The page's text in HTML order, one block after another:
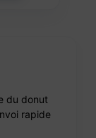
du donut
rapide